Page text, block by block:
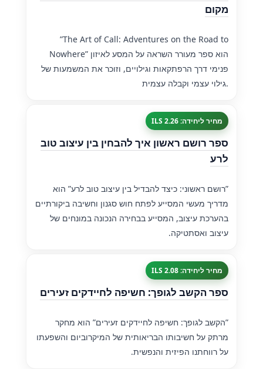
מקום
”The Art of Call: Adventures on the Road to
Nowhere” הוא ספר מעורר השראה על המסע לאיזון
פנימי דרך הרפתקאות וגילויים, וזוכר את המשמעות של
גילוי עצמי וקבלה עצמית.
מחיר ליחידה: 2.26 ILS
ספר רושם ראשון איך להבחין בין עיצוב טוב
לרע
”רושם ראשוני: כיצד להבדיל בין עיצוב טוב לרע” הוא
מדריך מעשי המסייע לפתח חוש סגנון וחשיבה ביקורתיים
בהערכת עיצוב, המסייע בבחירה הנכונה במונחים של
עיצוב ואסתטיקה.
מחיר ליחידה: 2.08 ILS
ספר הקשב לגופך: חשיפה לחיידקים זעירים
”הקשב לגופך: חשיפה לחיידקים זעירים” הוא מחקר
מרתק על חשיבותו הבריאותית של המיקרוביום והשפעתו
על רווחתנו הפיזית והנפשית.